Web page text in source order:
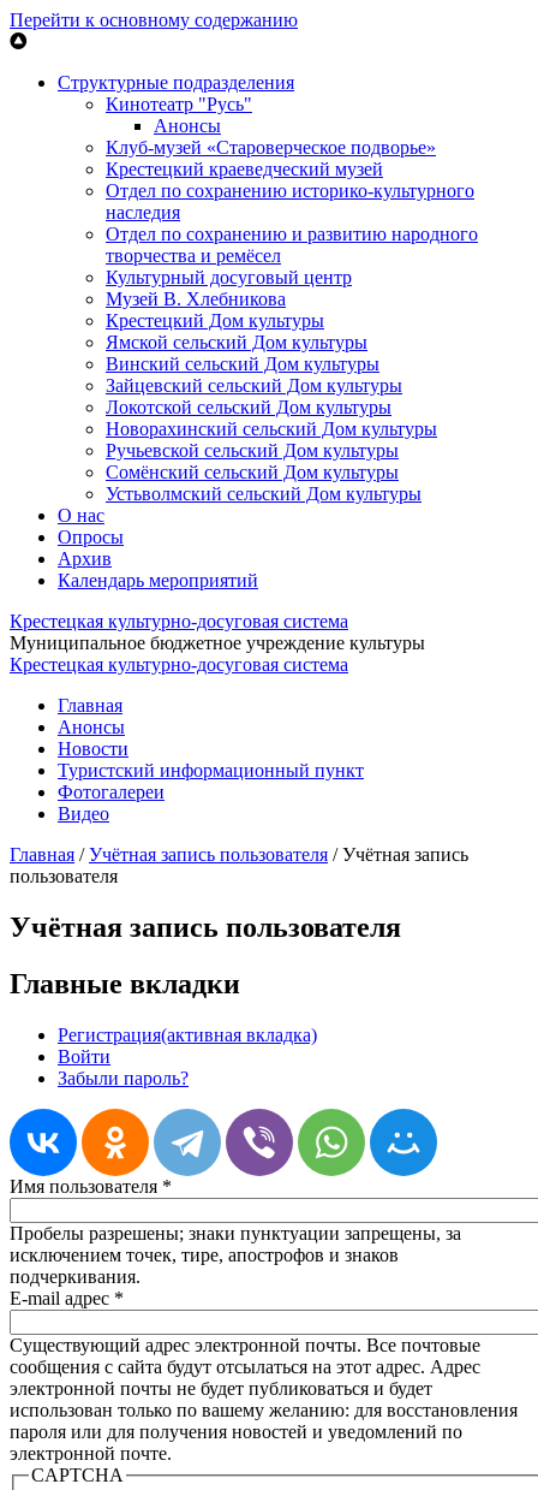
Перейти к основному содержанию
Структурные подразделения
Кинотеатр "Русь"
Анонсы
Клуб-музей «Староверческое подворье»
Крестецкий краеведческий музей
Отдел по сохранению историко-культурного
наследия
Отдел по сохранению и развитию народного
творчества и ремёсел
Культурный досуговый центр
Музей В. Хлебникова
Крестецкий Дом культуры
Ямской сельский Дом культуры
Винский сельский Дом культуры
Зайцевский сельский Дом культуры
Локотской сельский Дом культуры
Новорахинский сельский Дом культуры
Ручьевской сельский Дом культуры
Сомёнский сельский Дом культуры
Устьволмский сельский Дом культуры
О нас
Опросы
Архив
Календарь мероприятий
Крестецкая культурно-досуговая система
Муниципальное бюджетное учреждение культуры
Крестецкая культурно-досуговая система
Главная
Анонсы
Новости
Туристский информационный пункт
Фотогалереи
Видео
Главная /Учётная запись пользователя /Учётная запись
пользователя
Учётная запись пользователя
Главные вкладки
Регистрация(активная вкладка)
Войти
Забыли пароль?
Имя пользователя *
Пробелы разрешены; знаки пунктуации запрещены, за
исключением точек, тире, апострофов и знаков
подчеркивания.
E-mail адрес *
Существующий адрес электронной почты. Все почтовые
сообщения с сайта будут отсылаться на этот адрес. Адрес
электронной почты не будет публиковаться и будет
использован только по вашему желанию: для восстановления
пароля или для получения новостей и уведомлений по
электронной почте.
CAPTCHA